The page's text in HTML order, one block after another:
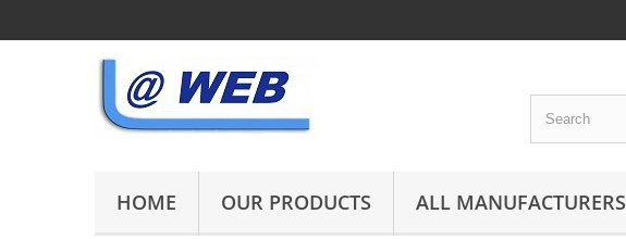
HOME OUR PRODUCTS ALL MANUFACTURERS